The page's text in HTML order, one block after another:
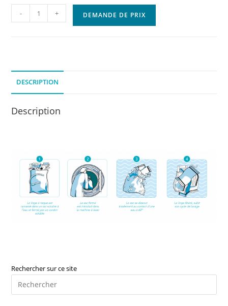
quantité
de
- + DEMANDE DE PRIX
DESCRIPTION
Description
Rechercher sur ce site